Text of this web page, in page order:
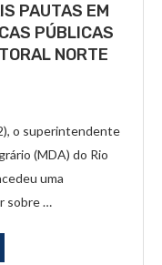
PAUTAS EM
PÚBLICAS
NORTE
o superintendente
(MDA) do Rio
uma
sobre …